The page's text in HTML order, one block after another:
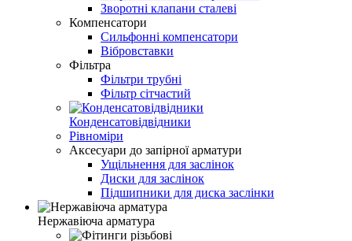
Зворотні клапани сталеві
Компенсатори
Сильфонні компенсатори
Вібровставки
Фільтра
Фільтри трубні
Фільтр сітчастий
Конденсатовідвідники
Рівноміри
Аксесуари до запірної арматури
Ущільнення для заслінок
Диски для заслінок
Підшипники для диска заслінки
Нержавіюча арматура